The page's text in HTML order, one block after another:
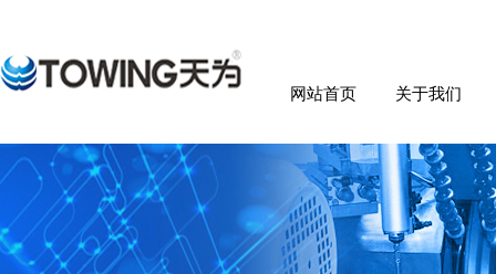
网站首页 关于我们